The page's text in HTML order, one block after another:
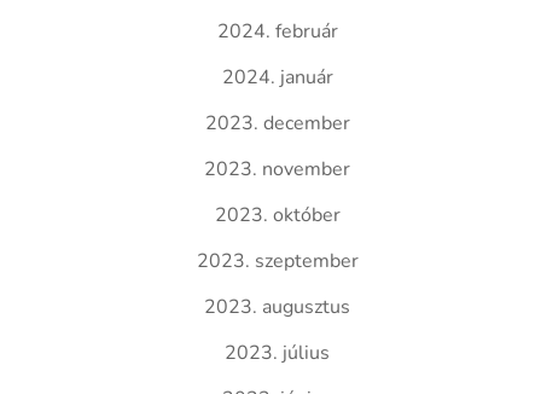
2024. február
2024. január
2023. december
2023. november
2023. október
2023. szeptember
2023. augusztus
2023. július